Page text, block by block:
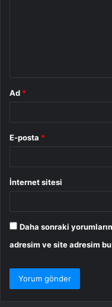
Ad *
E-posta *
İnternet sitesi
Daha sonraki
adresim ve site adresim